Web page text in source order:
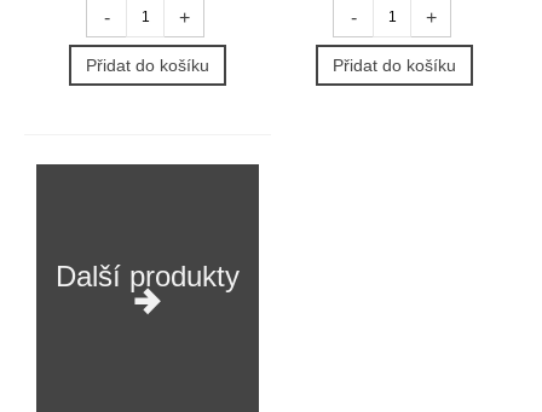
- +
Přidat do košíku
- +
Přidat do košíku
Další produkty